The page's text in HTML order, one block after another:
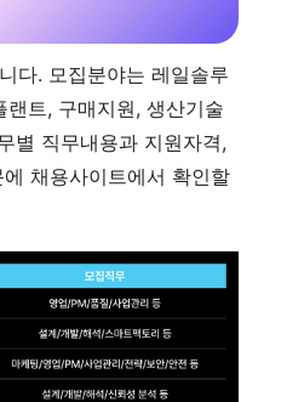
다. 모집분야는 레일솔루
트, 구매지원, 생산기술
별 직무내용과 지원자격,
채용사이트에서 확인할